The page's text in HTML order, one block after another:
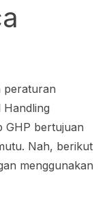
peraturan
Handling
GHP bertujuan
Nah, berikut
menggunakan